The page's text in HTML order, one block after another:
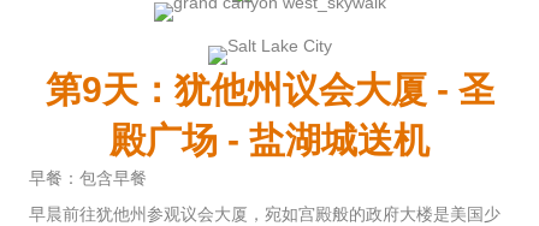
第9天：犹他州议会大厦 - 圣
殿广场 - 盐湖城送机
早餐：包含早餐
早晨前往犹他州参观议会大厦，宛如宫殿般的政府大楼是美国少